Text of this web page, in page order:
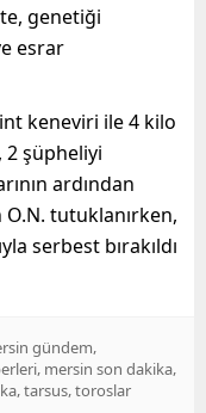
genetiği
esrar
keneviri ile 4 kilo
şüpheliyi
ardından
tutuklanırken,
serbest bırakıldı
gündem
mersin son dakika
tarsus toroslar